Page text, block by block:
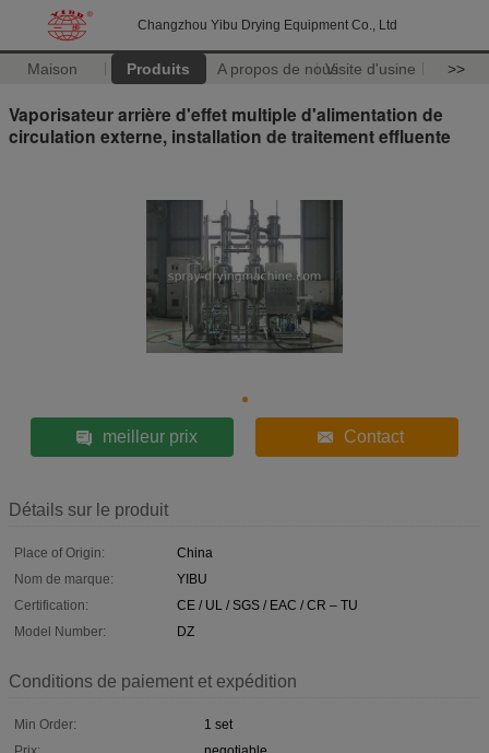
Changzhou Yibu Drying Equipment Co., Ltd
Maison Produits A propos de nousVisite d'usine >>
Vaporisateur arrière d'effet multiple d'alimentation de
circulation externe, installation de traitement effluente
meilleur prix Contact
Détails sur le produit
Place of Origin:
China
Nom de marque:
YIBU
Certification:
CE / UL / SGS / EAC / CR – TU
Model Number:
DZ
Conditions de paiement et expédition
Min Order:
1 set